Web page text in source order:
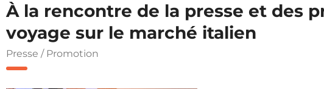
À la rencontre de la presse et des
voyage sur le marché italien
Presse / Promotion